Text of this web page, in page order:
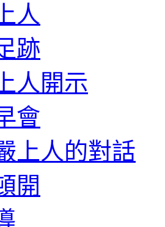
人
跡
人開示
會
上人的對話
開